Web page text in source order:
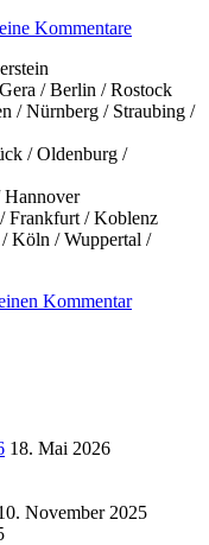
Kommentare
/ Berlin / Rostock
/ Nürnberg / Straubing /
/ Oldenburg /
Hannover
Frankfurt / Koblenz
Köln / Wuppertal /
Kommentar
18. Mai 2026
November 2025